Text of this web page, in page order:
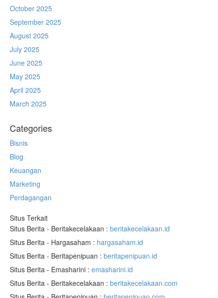
October 2025
September 2025
August 2025
July 2025
June 2025
May 2025
April 2025
March 2025
Categories
Bisnis
Blog
Keuangan
Marketing
Perdagangan
Situs Terkait
Situs Berita - Beritakecelakaan : beritakecelakaan.id
Situs Berita - Hargasaham : hargasaham.id
Situs Berita - Beritapenipuan : beritapenipuan.id
Situs Berita - Emasharini : emasharini.id
Situs Berita - Beritakecelakaan : beritakecelakaan.com